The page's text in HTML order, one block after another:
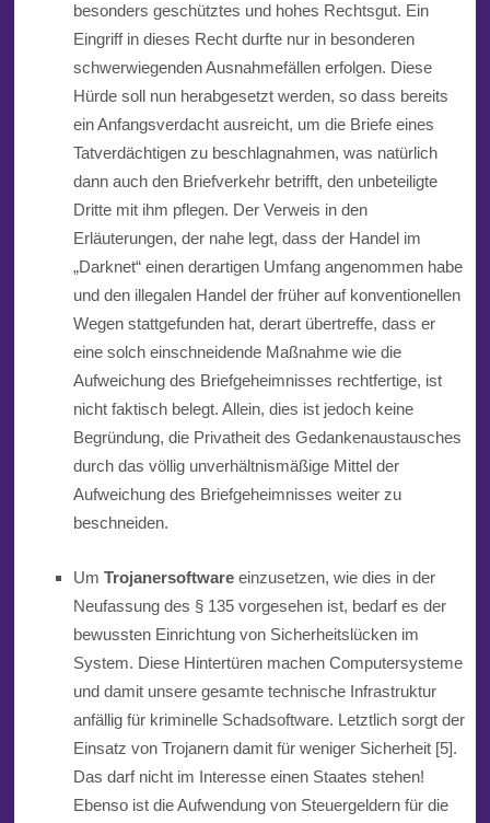
besonders geschütztes und hohes Rechtsgut. Ein
Eingriff in dieses Recht durfte nur in besonderen
schwerwiegenden Ausnahmefällen erfolgen. Diese
Hürde soll nun herabgesetzt werden, so dass bereits
ein Anfangsverdacht ausreicht, um die Briefe eines
Tatverdächtigen zu beschlagnahmen, was natürlich
dann auch den Briefverkehr betrifft, den unbeteiligte
Dritte mit ihm pflegen. Der Verweis in den
Erläuterungen, der nahe legt, dass der Handel im
„Darknet“ einen derartigen Umfang angenommen habe
und den illegalen Handel der früher auf konventionellen
Wegen stattgefunden hat, derart übertreffe, dass er
eine solch einschneidende Maßnahme wie die
Aufweichung des Briefgeheimnisses rechtfertige, ist
nicht faktisch belegt. Allein, dies ist jedoch keine
Begründung, die Privatheit des Gedankenaustausches
durch das völlig unverhältnismäßige Mittel der
Aufweichung des Briefgeheimnisses weiter zu
beschneiden.
Um Trojanersoftwareeinzusetzen, wie dies in der
Neufassung des § 135 vorgesehen ist, bedarf es der
bewussten Einrichtung von Sicherheitslücken im
System. Diese Hintertüren machen Computersysteme
und damit unsere gesamte technische Infrastruktur
anfällig für kriminelle Schadsoftware. Letztlich sorgt der
Einsatz von Trojanern damit für weniger Sicherheit [5].
Das darf nicht im Interesse einen Staates stehen!
Ebenso ist die Aufwendung von Steuergeldern für die